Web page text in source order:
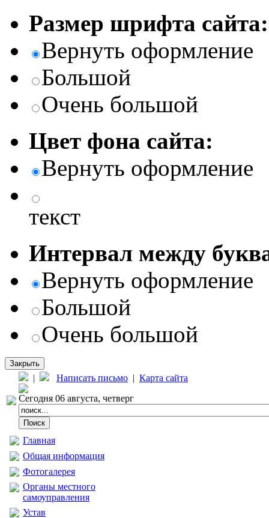
Размер шрифта сайта:
Вернуть оформление
Большой
Очень большой
Цвет фона сайта:
Вернуть оформление
текст
Интервал между
Вернуть оформление
Большой
Очень большой
Закрыть
| Написать письмо | Карта сайта
Сегодня 06 августа, четверг
Главная
Общая информация
Фотогалерея
Органы местного
самоуправления
Устав